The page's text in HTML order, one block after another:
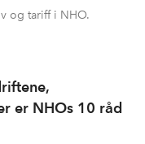
og tariff i NHO.
er NHOs 10 råd